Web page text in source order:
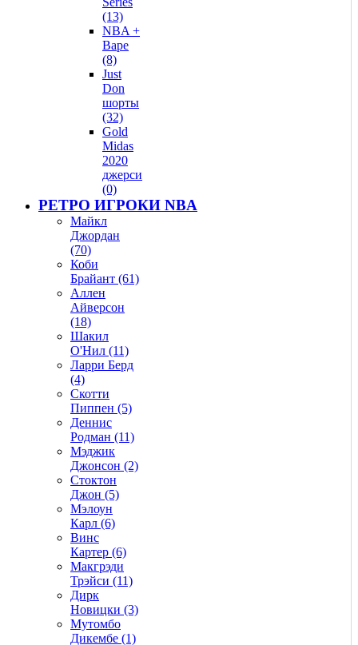
(13)
NBA +
Bape
(8)
Just
Don
шорты
(32)
Gold
Midas
2020
джерси
(0)
РЕТРО ИГРОКИ NBA
Майкл
Джордан
(70)
Коби
Брайант (61)
Аллен
Айверсон
(18)
Шакил
О'Нил (11)
Ларри Берд
(4)
Скотти
Пиппен (5)
Деннис
Родман (11)
Мэджик
Джонсон (2)
Стоктон
Джон (5)
Мэлоун
Карл (6)
Винс
Картер (6)
Макгрэди
Трэйси (11)
Дирк
Новицки (3)
Мутомбо
Дикембе (1)